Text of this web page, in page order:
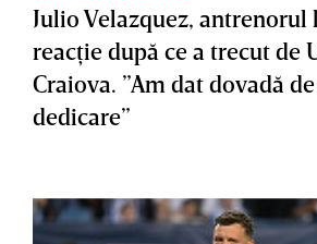
Julio Velazquez, antrenorul
reacţie după ce a trecut de
Craiova. ”Am dat dovadă
dedicare”